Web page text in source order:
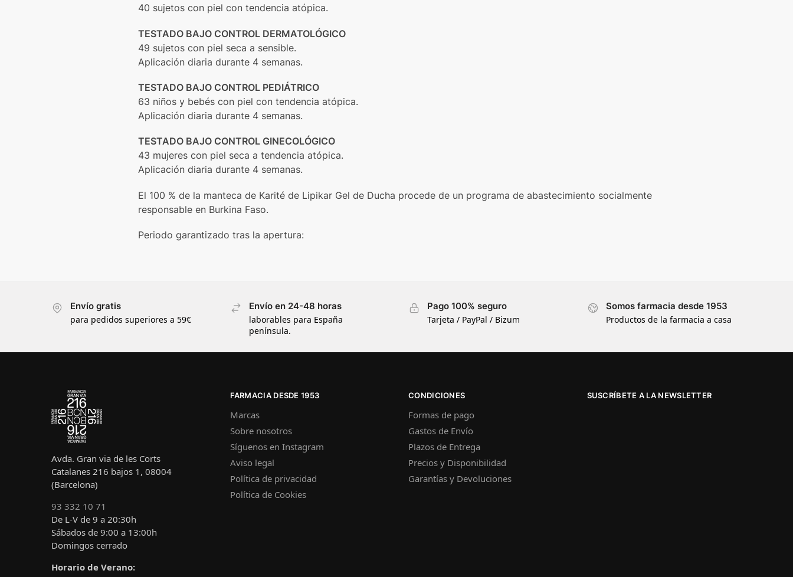
40 sujetos con piel con tendencia atópica.
TESTADO BAJO CONTROL DERMATOLÓGICO
49 sujetos con piel seca a sensible.
Aplicación diaria durante 4 semanas.
TESTADO BAJO CONTROL PEDIÁTRICO
63 niños y bebés con piel con tendencia atópica.
Aplicación diaria durante 4 semanas.
TESTADO BAJO CONTROL GINECOLÓGICO
43 mujeres con piel seca a tendencia atópica.
Aplicación diaria durante 4 semanas.
El 100 % de la manteca de Karité de Lipikar Gel de Ducha procede de un programa de abastecimiento socialmente
responsable en Burkina Faso.
Periodo garantizado tras la apertura:
Envío gratis
para pedidos superiores a 59€
Envío en 24-48 horas
laborables para España
península.
Pago 100% seguro
Tarjeta / PayPal / Bizum
Somos farmacia desde 1953
Productos de la farmacia a casa
Avda. Gran via de les Corts
Catalanes 216 bajos 1, 08004
(Barcelona)
93 332 10 71
De L-V de 9 a 20:30h
Sábados de 9:00 a 13:00h
Domingos cerrado
Horario de Verano:
FARMACIA DESDE 1953
Marcas
Sobre nosotros
Síguenos en Instagram
Aviso legal
Política de privacidad
Política de Cookies
CONDICIONES
Formas de pago
Gastos de Envío
Plazos de Entrega
Precios y Disponibilidad
Garantías y Devoluciones
SUSCRÍBETE A LA NEWSLETTER